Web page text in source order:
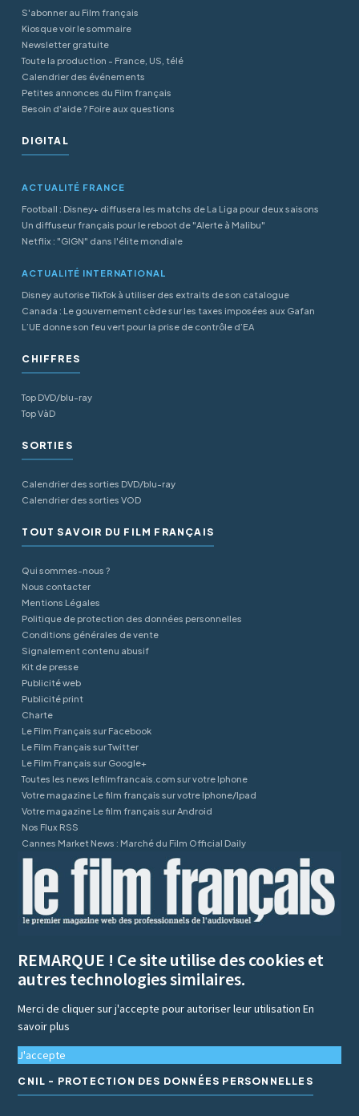
S'abonner au Film français
Kiosque voir le sommaire
Newsletter gratuite
Toute la production - France, US, télé
Calendrier des événements
Petites annonces du Film français
Besoin d'aide ? Foire aux questions
DIGITAL
ACTUALITÉ FRANCE
Football : Disney+ diffusera les matchs de La Liga pour deux saisons
Un diffuseur français pour le reboot de "Alerte à Malibu"
Netflix : "GIGN" dans l'élite mondiale
ACTUALITÉ INTERNATIONAL
Disney autorise TikTok à utiliser des extraits de son catalogue
Canada : Le gouvernement cède sur les taxes imposées aux Gafan
L’UE donne son feu vert pour la prise de contrôle d’EA
CHIFFRES
Top DVD/blu-ray
Top VàD
SORTIES
Calendrier des sorties DVD/blu-ray
Calendrier des sorties VOD
TOUT SAVOIR DU FILM FRANÇAIS
Qui sommes-nous ?
Nous contacter
Mentions Légales
Politique de protection des données personnelles
Conditions générales de vente
Signalement contenu abusif
Kit de presse
Publicité web
Publicité print
Charte
Le Film Français sur Facebook
Le Film Français sur Twitter
Le Film Français sur Google+
Toutes les news lefilmfrancais.com sur votre Iphone
Votre magazine Le film français sur votre Iphone/Ipad
Votre magazine Le film français sur Android
Nos Flux RSS
Cannes Market News : Marché du Film Official Daily
REMARQUE ! Ce site utilise des cookies et
autres technologies similaires.
Merci de cliquer sur j'accepte pour autoriser leur utilisationEn
savoir plus
J'accepte
CNIL - PROTECTION DES DONNÉES PERSONNELLES